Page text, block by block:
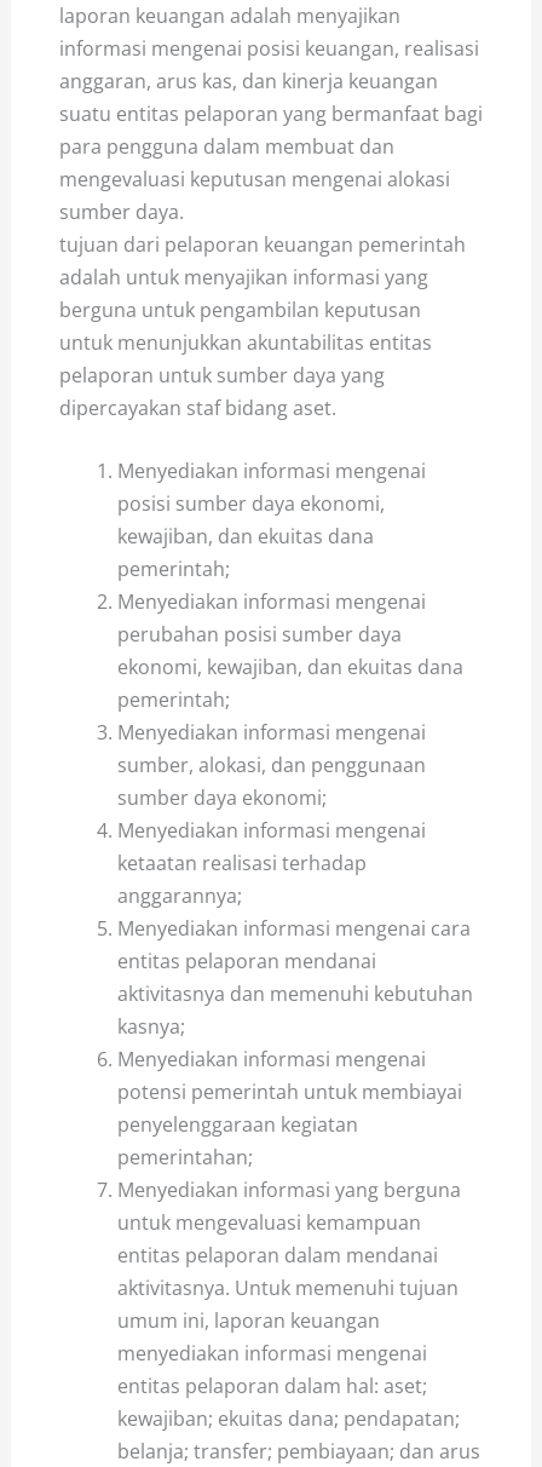
laporan keuangan adalah menyajikan
informasi mengenai posisi keuangan, realisasi
anggaran, arus kas, dan kinerja keuangan
suatu entitas pelaporan yang bermanfaat bagi
para pengguna dalam membuat dan
mengevaluasi keputusan mengenai alokasi
sumber daya.
tujuan dari pelaporan keuangan pemerintah
adalah untuk menyajikan informasi yang
berguna untuk pengambilan keputusan
untuk menunjukkan akuntabilitas entitas
pelaporan untuk sumber daya yang
dipercayakan staf bidang aset.
Menyediakan informasi mengenai
posisi sumber daya ekonomi,
kewajiban, dan ekuitas dana
pemerintah;
Menyediakan informasi mengenai
perubahan posisi sumber daya
ekonomi, kewajiban, dan ekuitas dana
pemerintah;
Menyediakan informasi mengenai
sumber, alokasi, dan penggunaan
sumber daya ekonomi;
Menyediakan informasi mengenai
ketaatan realisasi terhadap
anggarannya;
Menyediakan informasi mengenai cara
entitas pelaporan mendanai
aktivitasnya dan memenuhi kebutuhan
kasnya;
Menyediakan informasi mengenai
potensi pemerintah untuk membiayai
penyelenggaraan kegiatan
pemerintahan;
Menyediakan informasi yang berguna
untuk mengevaluasi kemampuan
entitas pelaporan dalam mendanai
aktivitasnya. Untuk memenuhi tujuan
umum ini, laporan keuangan
menyediakan informasi mengenai
entitas pelaporan dalam hal: aset;
kewajiban; ekuitas dana; pendapatan;
belanja; transfer; pembiayaan; dan arus